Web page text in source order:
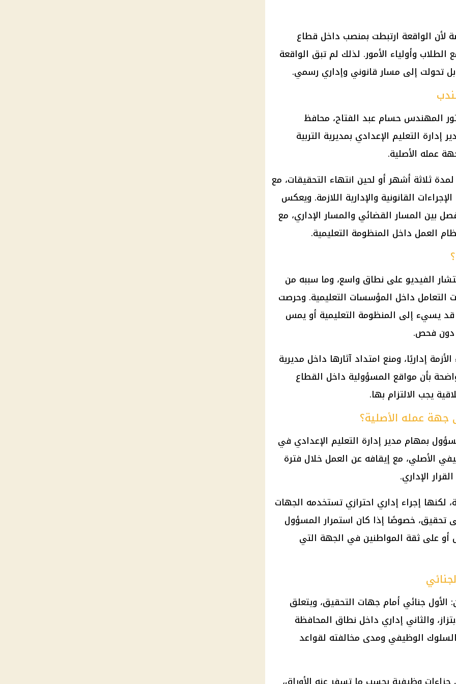
لأن الواقعة ارتبطت بمنصب داخل قطاع
وأولياء الأمور. لذلك لم تبق الواقعة
تحولت إلى مسار قانوني وإداري رسمي.
المهندس حسام عبد الفتاح، محافظ
إدارة التعليم الإعدادي بمديرية التربية
عمله الأصلية.
ثلاثة أشهر أو لحين انتهاء التحقيقات، مع
الإجراءات القانونية والإدارية اللازمة. ويعكس
بين المسار القضائي والمسار الإداري، مع
العمل داخل المنظومة التعليمية.
الفيديو على نطاق واسع، وما سببه من
التعامل داخل المؤسسات التعليمية. وحرصت
يسيء إلى المنظومة التعليمية أو يمس
دون فحص.
إداريًا، ومنع امتداد آثارها داخل مديرية
بأن مواقع المسؤولية داخل القطاع
يجب الالتزام بها.
عمله الأصلية؟
بمهام مدير إدارة التعليم الإعدادي في
الأصلي، مع إيقافه عن العمل خلال فترة
الإداري.
لكنها إجراء إداري احترازي تستخدمه الجهات
تحقيق، خصوصًا إذا كان استمرار المسؤول
على ثقة المواطنين في الجهة التي
جنائي أمام جهات التحقيق، ويتعلق
والثاني إداري داخل نطاق المحافظة
بالسلوك الوظيفي ومدى مخالفته لقواعد